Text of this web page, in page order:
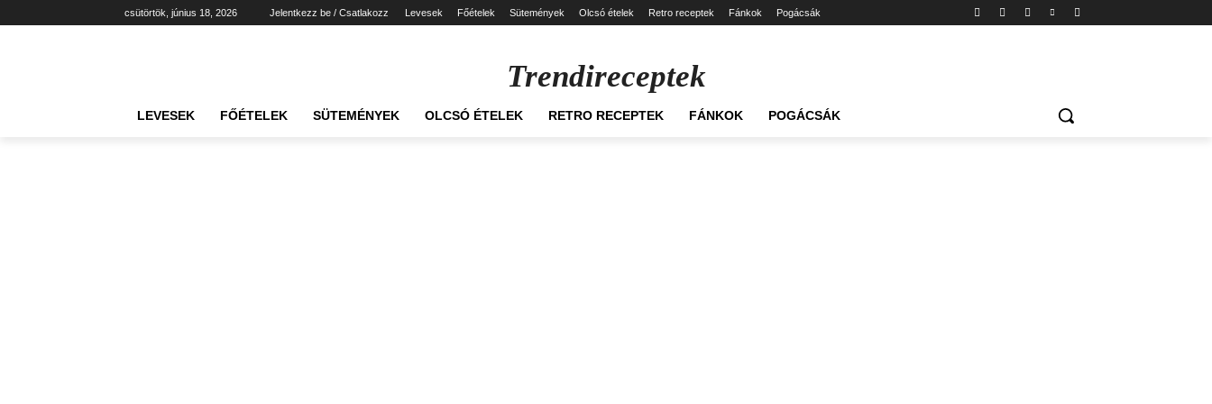
csütörtök, június 18, 2026 Jelentkezz be / Csatlakozz Levesek Főételek Sütemények Olcsó ételek Retro receptek Fánkok Pogácsák
Trendireceptek
LEVESEK FŐÉTELEK SÜTEMÉNYEK OLCSÓ ÉTELEK RETRO RECEPTEK FÁNKOK POGÁCSÁK